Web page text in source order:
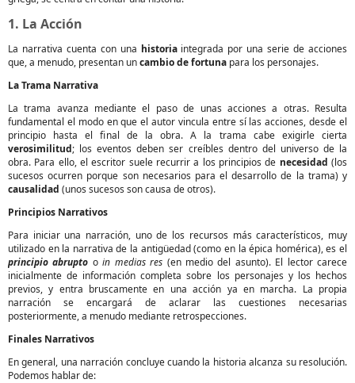
1. La Acción
La narrativa cuenta con una historiaintegrada por una serie de acciones
que, a menudo, presentan uncambio de fortuna para los personajes.
La Trama Narrativa
La trama avanza mediante el paso de unas acciones a otras. Resulta
fundamental el modo en que el autor vincula entre sí las acciones, desde el
principio hasta el final de la obra. A la trama cabe exigirle cierta
verosimilitud; los eventos deben ser creíbles dentro del universo de la
obra. Para ello, el escritor suele recurrir a los principios de necesidad (los
sucesos ocurren porque son necesarios para el desarrollo de la trama) y
causalidad (unos sucesos son causa de otros).
Principios Narrativos
Para iniciar una narración, uno de los recursos más característicos, muy
utilizado en la narrativa de la antigüedad (como en la épica homérica), es el
principio abrupto oin medias res (en medio del asunto). El lector carece
inicialmente de información completa sobre los personajes y los hechos
previos, y entra bruscamente en una acción ya en marcha. La propia
narración se encargará de aclarar las cuestiones necesarias
posteriormente, a menudo mediante retrospecciones.
Finales Narrativos
En general, una narración concluye cuando la historia alcanza su resolución.
Podemos hablar de: